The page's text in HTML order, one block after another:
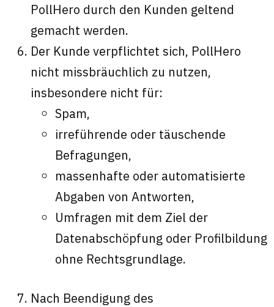
PollHero durch den Kunden geltend
gemacht werden.
Der Kunde verpflichtet sich, PollHero
nicht missbräuchlich zu nutzen,
insbesondere nicht für:
Spam,
irreführende oder täuschende
Befragungen,
massenhafte oder automatisierte
Abgaben von Antworten,
Umfragen mit dem Ziel der
Datenabschöpfung oder Profilbildung
ohne Rechtsgrundlage.
Nach Beendigung des